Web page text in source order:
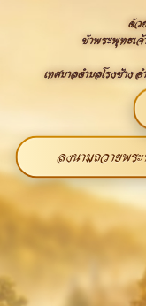
ด้ว
ข้าพระพุทธเ
เทศบาลตำบลโรงช้าง
ลงนามถวายพร